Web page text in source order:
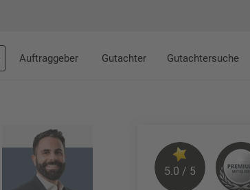
Auftraggeber Gutachter Gutachtersuche
5.0 / 5